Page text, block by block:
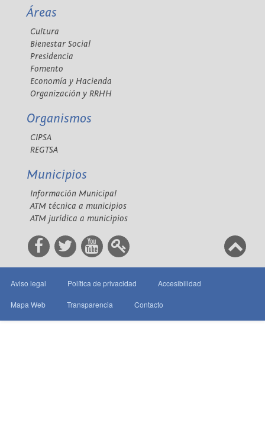
Áreas
Cultura
Bienestar Social
Presidencia
Fomento
Economía y Hacienda
Organización y RRHH
Organismos
CIPSA
REGTSA
Municipios
Información Municipal
ATM técnica a municipios
ATM jurídica a municipios
Aviso legal Política de privacidad Accesibilidad
Mapa Web Transparencia Contacto